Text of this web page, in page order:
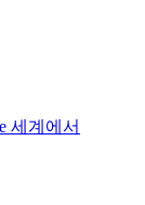
세계에서